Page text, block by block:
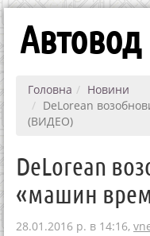
Автовод
Головна
Новини
DeLorean
(ВИДЕО)
DeLorean
«машин
28.01.2016 р. в 14:16,